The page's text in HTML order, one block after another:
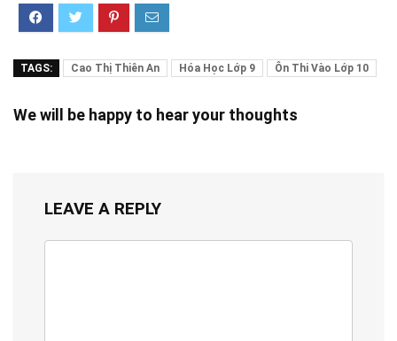
TAGS: Cao Thị Thiên An Hóa Học Lớp 9 Ôn Thi Vào Lớp 10
We will be happy to hear your thoughts
LEAVE A REPLY